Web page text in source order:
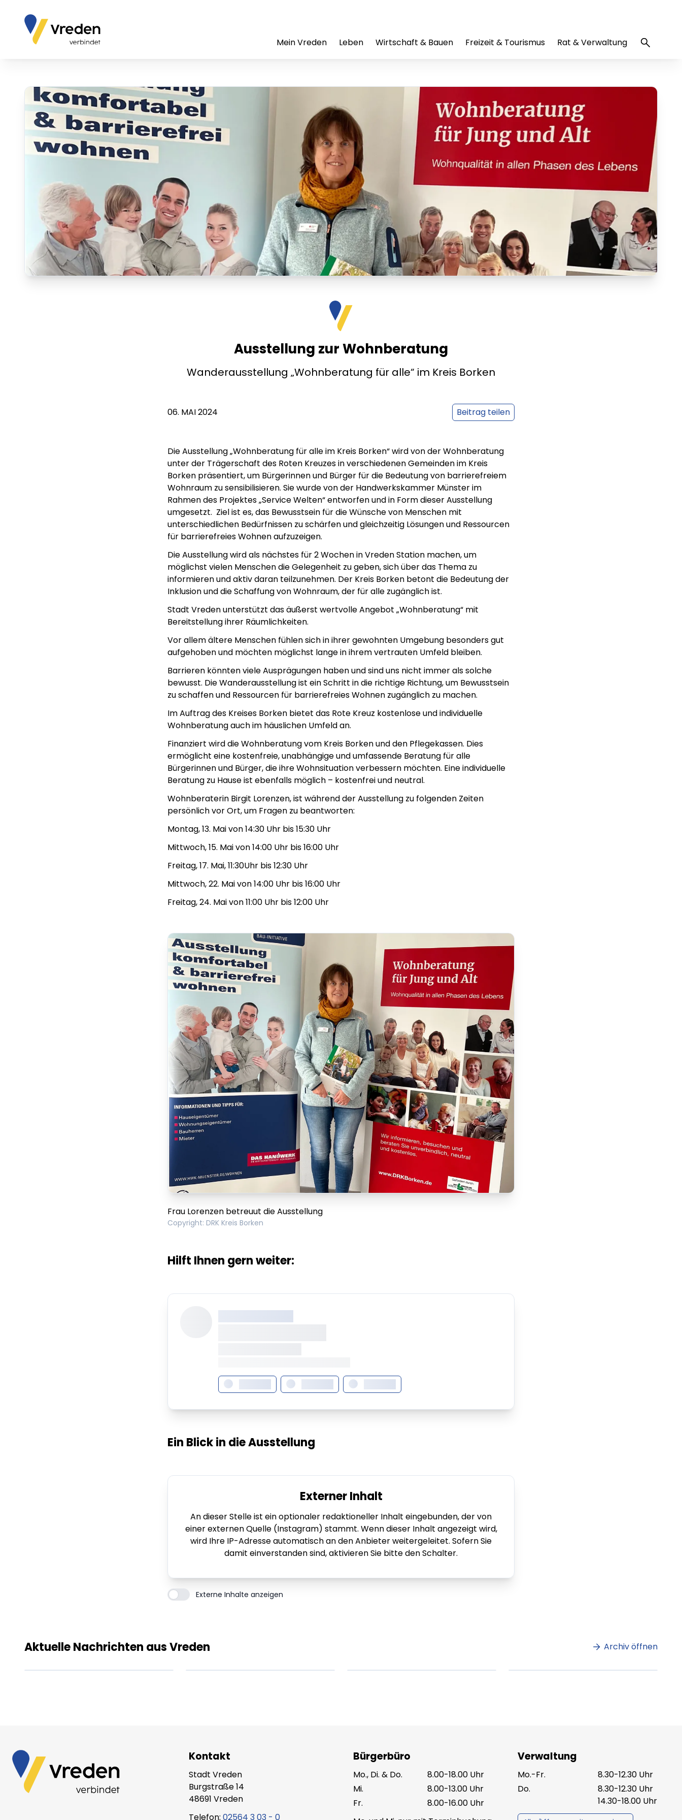
Mein Vreden Leben Wirtschaft & Bauen Freizeit & Tourismus Rat & Verwaltung
Ausstellung zur Wohnberatung
Wanderausstellung „Wohnberatung für alle“ im Kreis Borken
06. MAI 2024 Beitrag teilen
Die Ausstellung „Wohnberatung für alle im Kreis Borken“ wird von der Wohnberatung
unter der Trägerschaft des Roten Kreuzes in verschiedenen Gemeinden im Kreis
Borken präsentiert, um Bürgerinnen und Bürger für die Bedeutung von barrierefreiem
Wohnraum zu sensibilisieren. Sie wurde von der Handwerkskammer Münster im
Rahmen des Projektes „Service Welten“ entworfen und in Form dieser Ausstellung
umgesetzt. Ziel ist es, das Bewusstsein für die Wünsche von Menschen mit
unterschiedlichen Bedürfnissen zu schärfen und gleichzeitig Lösungen und Ressourcen
für barrierefreies Wohnen aufzuzeigen.
Die Ausstellung wird als nächstes für 2 Wochen in Vreden Station machen, um
möglichst vielen Menschen die Gelegenheit zu geben, sich über das Thema zu
informieren und aktiv daran teilzunehmen. Der Kreis Borken betont die Bedeutung der
Inklusion und die Schaffung von Wohnraum, der für alle zugänglich ist.
Stadt Vreden unterstützt das äußerst wertvolle Angebot „Wohnberatung“ mit
Bereitstellung ihrer Räumlichkeiten.
Vor allem ältere Menschen fühlen sich in ihrer gewohnten Umgebung besonders gut
aufgehoben und möchten möglichst lange in ihrem vertrauten Umfeld bleiben.
Barrieren könnten viele Ausprägungen haben und sind uns nicht immer als solche
bewusst. Die Wanderausstellung ist ein Schritt in die richtige Richtung, um Bewusstsein
zu schaffen und Ressourcen für barrierefreies Wohnen zugänglich zu machen.
Im Auftrag des Kreises Borken bietet das Rote Kreuz kostenlose und individuelle
Wohnberatung auch im häuslichen Umfeld an.
Finanziert wird die Wohnberatung vom Kreis Borken und den Pflegekassen. Dies
ermöglicht eine kostenfreie, unabhängige und umfassende Beratung für alle
Bürgerinnen und Bürger, die ihre Wohnsituation verbessern möchten. Eine individuelle
Beratung zu Hause ist ebenfalls möglich – kostenfrei und neutral.
Wohnberaterin Birgit Lorenzen, ist während der Ausstellung zu folgenden Zeiten
persönlich vor Ort, um Fragen zu beantworten:
Montag, 13. Mai von 14:30 Uhr bis 15:30 Uhr
Mittwoch, 15. Maivon14:00 Uhr bis 16:00 Uhr
Freitag, 17. Mai,11:30Uhr bis 12:30 Uhr
Mittwoch, 22. Mai von14:00 Uhr bis 16:00 Uhr
Freitag, 24. Mai von 11:00 Uhr bis 12:00 Uhr
Frau Lorenzen betreuut die Ausstellung
Copyright: DRK Kreis Borken
Hilft Ihnen gern weiter:
Ein Blick in die Ausstellung
Externer Inhalt
An dieser Stelle ist ein optionaler redaktioneller Inhalt eingebunden, der von
einer externen Quelle (Instagram) stammt. Wenn dieser Inhalt angezeigt wird,
wird Ihre IP-Adresse automatisch an den Anbieter weitergeleitet. Sofern Sie
damit einverstanden sind, aktivieren Sie bitte den Schalter.
Externe Inhalte anzeigen
Aktuelle Nachrichten aus Vreden Archiv öffnen
amet.
Kontakt
Stadt Vreden
Burgstraße 14
48691 Vreden
Telefon: 02564 3 03 - 0
Bürgerbüro
Mo., Di. & Do.
8.00-18.00 Uhr
Mi.
8.00-13.00 Uhr
Fr.
8.00-16.00 Uhr
Verwaltung
Mo.-Fr.
8.30-12.30 Uhr
Do.
8.30-12.30 Uhr
14.30-18.00 Uhr